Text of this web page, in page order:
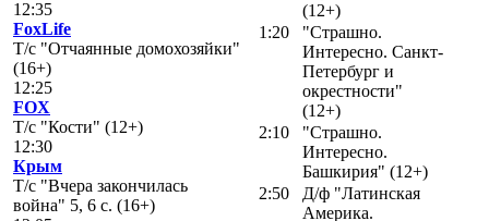
12:35
FoxLife
Т/с "Отчаянные домохозяйки"
(16+)
12:25
FOX
Т/с "Кости" (12+)
12:30
Крым
Т/с "Вчера закончилась
война" 5, 6 с. (16+)
(12+)
1:20
"Страшно.
Интересно. Санкт-
Петербург и
окрестности"
(12+)
2:10
"Страшно.
Интересно.
Башкирия" (12+)
2:50
Д/ф "Латинская
Америка.